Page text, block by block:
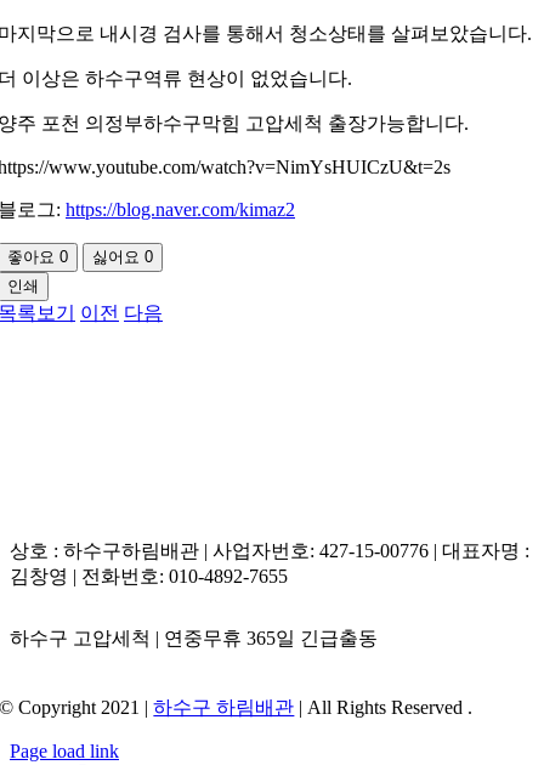
지막으로 내시경 검사를 통해서 청소상태를 살펴보았습니다.
이상은 하수구역류 현상이 없었습니다.
주 포천 의정부하수구막힘 고압세척 출장가능합니다.
www.youtube.com/watch?v=NimYsHUICzU&t=2s
로그: https://blog.naver.com/kimaz2
좋아요 0 싫어요 0
인쇄
록보기 이전 다음
상호 : 하수구하림배관 | 사업자번호: 427-15-00776 | 대표자명 :
김창영 | 전화번호: 010-4892-7655
하수구 고압세척 | 연중무휴 365일 긴급출동
© Copyright 2021 |하수구 하림배관 | All Rights Reserved .
Page load link